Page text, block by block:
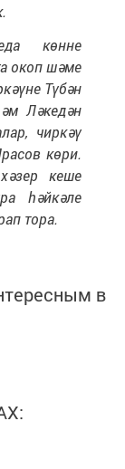
көнне
окоп шәме
Түбән
Ләкедән
чиркәү
көри.
кеше
һәйкәле
тора.
в